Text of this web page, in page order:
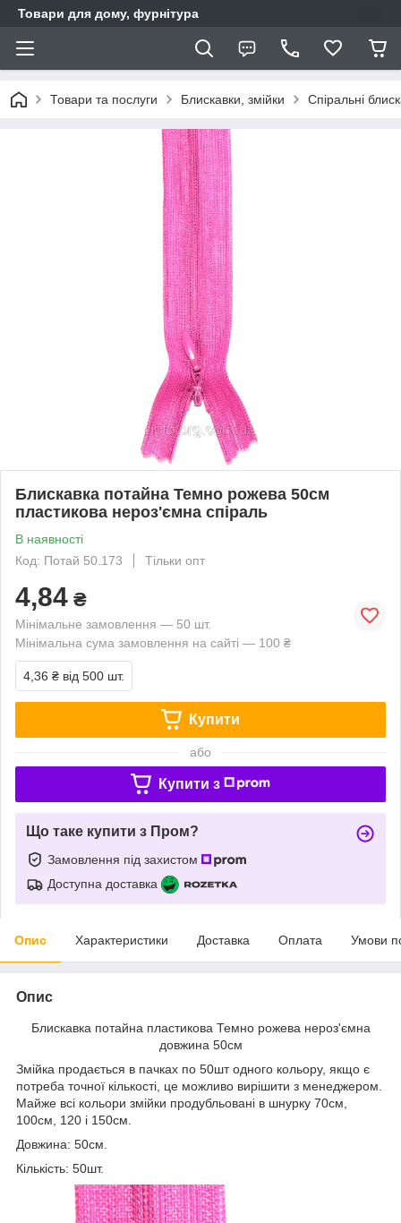
Товари для дому, фурнітура
Товари та послуги Блискавки, змійки Спіральні
Блискавка потайна Темно рожева 50см
пластикова нероз'ємна спіраль
В наявності
Код: Потай 50.173
Тільки опт
4,84 ₴
Мінімальне замовлення — 50 шт.
Мінімальна сума замовлення на сайті — 100 ₴
4,36 ₴ від 500 шт.
Купити
або
Купити з
Що таке купити з Пром?
Замовлення під захистом
Доступна доставка
Опис Характеристики Доставка Оплата Умови
Опис
Блискавка потайна пластикова Темно рожева нероз'ємна
довжина 50см
Змійка продається в пачках по 50шт одного кольору, якщо є
потреба точної кількості, це можливо вирішити з менеджером.
Майже всі кольори змійки продубльовані в шнурку 70см,
100см, 120 і 150см.
Довжина: 50см.
Кількість: 50шт.